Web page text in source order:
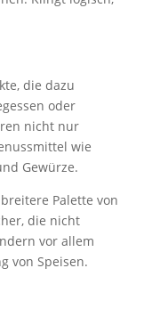
die dazu
oder
nicht nur
wie
Gewürze.
Palette von
die nicht
vor allem
von Speisen.